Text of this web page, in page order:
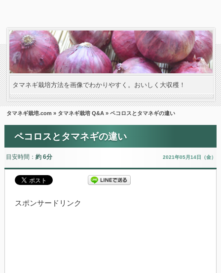
タマネギ栽培方法を画像でわかりやすく。おいしく大収穫！
タマネギ栽培.com » タマネギ栽培 Q&A » ペコロスとタマネギの違い
ペコロスとタマネギの違い
目安時間： 約 6分 2021年05月14日（金）
スポンサードリンク